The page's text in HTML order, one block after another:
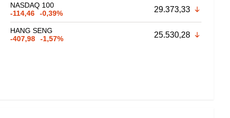
NASDAQ 100
-114,46
-0,39% 29.373,33
HANG SENG
-407,98
-1,57% 25.530,28